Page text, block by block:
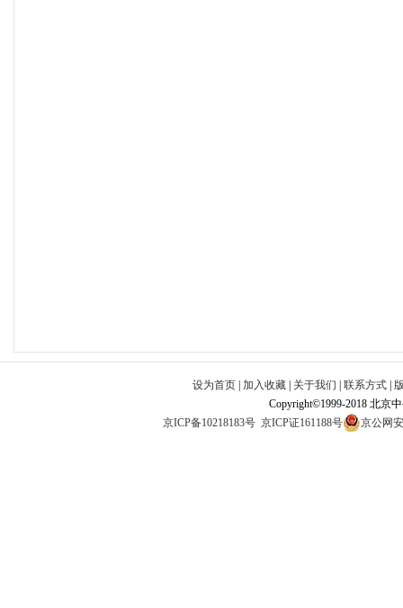
设为首页 加入收藏 关于我们 联系方式
Copyright©1999-2018 北京
京ICP备10218183号 京ICP证161188号 京公网